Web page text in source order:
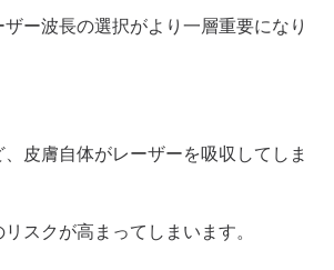
ー波長の選択がより一層重要になり
皮膚自体がレーザーを吸収してしま
スクが高まってしまいます。